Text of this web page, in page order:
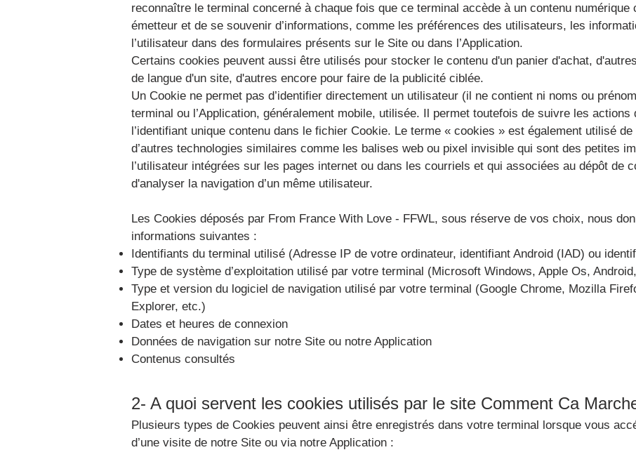
reconnaître le terminal concerné à chaque fois que ce terminal accède à un contenu
émetteur et de se souvenir d’informations, comme les préférences des utilisateurs, les
l’utilisateur dans des formulaires présents sur le Site ou dans l’Application.
Certains cookies peuvent aussi être utilisés pour stocker le contenu d'un panier d'achat,
de langue d'un site, d'autres encore pour faire de la publicité ciblée.
Un Cookie ne permet pas d’identifier directement un utilisateur (il ne contient ni noms ou
terminal ou l’Application, généralement mobile, utilisée. Il permet toutefois de suivre les actions
l’identifiant unique contenu dans le fichier Cookie. Le terme « cookies » est également utilisé
d’autres technologies similaires comme les balises web ou pixel invisible qui sont des petites
l’utilisateur intégrées sur les pages internet ou dans les courriels et qui associées au dépôt de
d'analyser la navigation d’un même utilisateur.
Les Cookies déposés par From France With Love - FFWL, sous réserve de vos choix, nous
informations suivantes :
Identifiants du terminal utilisé (Adresse IP de votre ordinateur, identifiant Android (IAD) ou
Type de système d’exploitation utilisé par votre terminal (Microsoft Windows, Apple Os,
Type et version du logiciel de navigation utilisé par votre terminal (Google Chrome, Mozilla
Explorer, etc.)
Dates et heures de connexion
Données de navigation sur notre Site ou notre Application
Contenus consultés
2- A quoi servent les cookies utilisés par le site Comment Ca
Plusieurs types de Cookies peuvent ainsi être enregistrés dans votre terminal lorsque vous
d’une visite de notre Site ou via notre Application :